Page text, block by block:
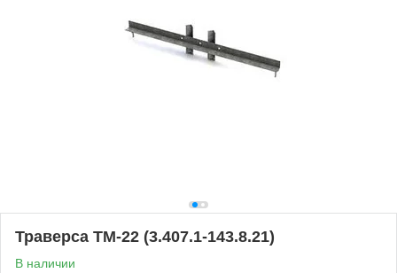
Траверса ТМ-22 (3.407.1-143.8.21)
В наличии